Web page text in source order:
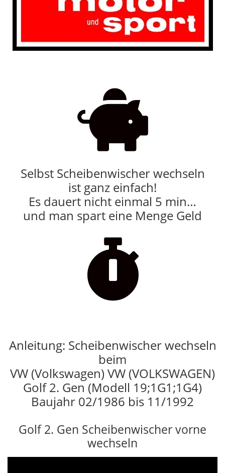

Selbst Scheibenwischer wechseln
ist ganz einfach!
Es dauert nicht einmal 5 min…
und man spart eine Menge Geld

Anleitung: Scheibenwischer wechseln
beim
VW (Volkswagen) VW (VOLKSWAGEN)
Golf 2. Gen (Modell 19;1G1;1G4)
Baujahr 02/1986 bis 11/1992
Golf 2. Gen Scheibenwischer vorne
wechseln